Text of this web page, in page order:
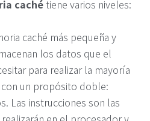
cachétiene varios niveles:
caché más pequeña y
los datos que el
para realizar la mayoría
un propósito doble:
Las instrucciones son las